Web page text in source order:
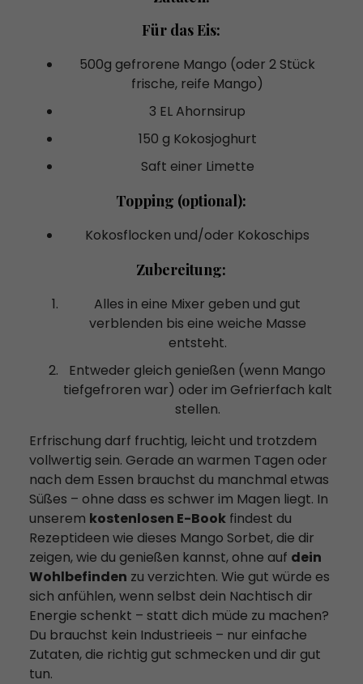
Für das Eis:
500g gefrorene Mango (oder 2 Stück
frische, reife Mango)
3 EL Ahornsirup
150 g Kokosjoghurt
Saft einer Limette
Topping (optional):
Kokosflocken und/oder Kokoschips
Zubereitung:
Alles in eine Mixer geben und gut
verblenden bis eine weiche Masse
entsteht.
Entweder gleich genießen (wenn Mango
tiefgefroren war) oder im Gefrierfach kalt
stellen.
Erfrischung darf fruchtig, leicht und trotzdem
vollwertig sein. Gerade an warmen Tagen oder
nach dem Essen brauchst du manchmal etwas
Süßes – ohne dass es schwer im Magen liegt. In
unserem kostenlosen E-Bookfindest du
Rezeptideen wie dieses Mango Sorbet, die dir
zeigen, wie du genießen kannst, ohne auf dein
Wohlbefinden zu verzichten. Wie gut würde es
sich anfühlen, wenn selbst dein Nachtisch dir
Energie schenkt – statt dich müde zu machen?
Du brauchst kein Industrieeis – nur einfache
Zutaten, die richtig gut schmecken und dir gut
tun.